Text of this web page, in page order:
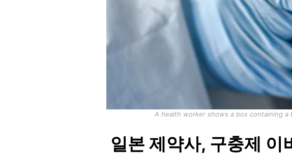
A health worker shows a box containing a
일본 제약사, 구충제